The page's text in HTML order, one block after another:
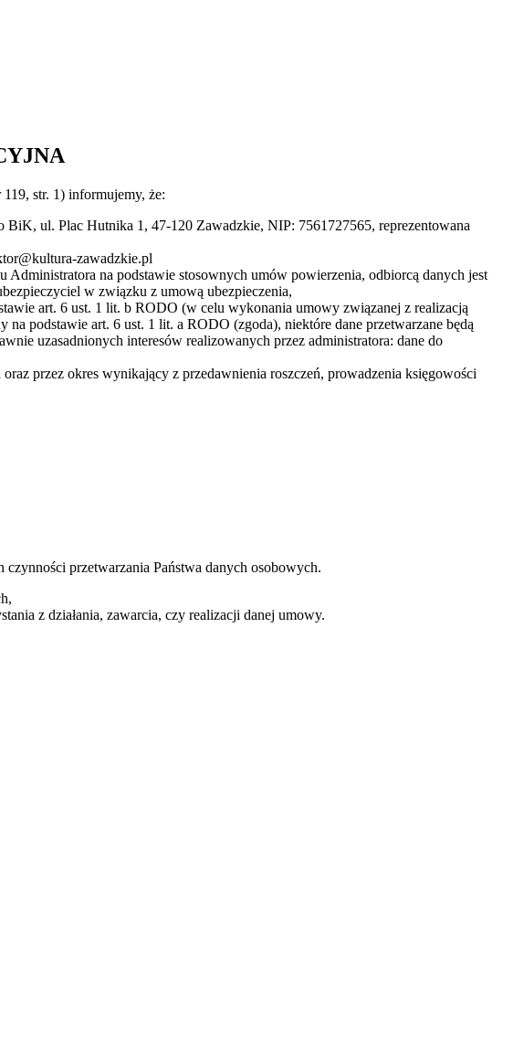
str. 1) informujemy, że:
ul. Plac Hutnika 1, 47-120 Zawadzkie, NIP: 7561727565, reprezentowana
zawadzkie.pl
na podstawie stosownych umów powierzenia, odbiorcą danych jest
w związku z umową ubezpieczenia,
art. 6 ust. 1 lit. b RODO (w celu wykonania umowy związanej z realizacją
podstawie art. 6 ust. 1 lit. a RODO (zgoda), niektóre dane przetwarzane będą
uzasadnionych interesów realizowanych przez administratora: dane do
przez okres wynikający z przedawnienia roszczeń, prowadzenia księgowości
przetwarzania Państwa danych osobowych.
z działania, zawarcia, czy realizacji danej umowy.